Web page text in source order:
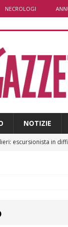
NECROLOGI
NOTIZIE
escursionista in
/ La ciclabile del